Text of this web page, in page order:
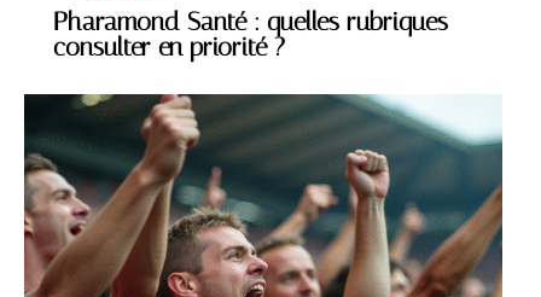
Pharamond Santé : quelles rubriques
consulter en priorité ?